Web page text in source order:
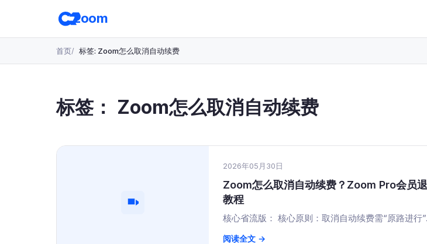
至
要
zoom
首页 标签: Zoom怎么取消自动续费
标签： Zoom怎么取消自动续费
2026年05月30日
Zoom怎么取消自动续费？Zoom Pro会员
教程
核心省流版： 核心原则：取消自动续费需“原路进行
阅读全文 →